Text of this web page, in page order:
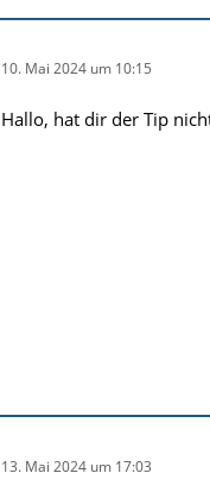
10. Mai 2024 um 10:15
Hallo, hat dir der Tip
13. Mai 2024 um 17:03